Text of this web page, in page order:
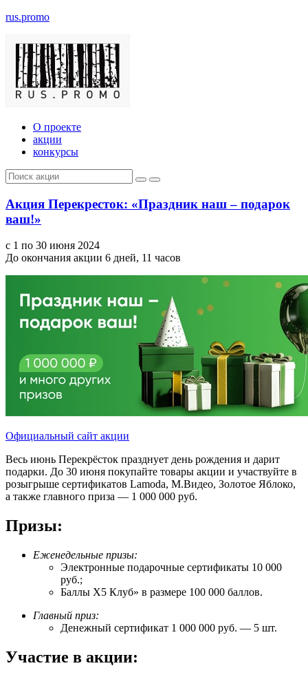
rus.promo
О проекте
акции
конкурсы
Акция Перекресток: «Праздник наш – подарок
ваш!»
с 1 по 30 июня 2024
До окончания акции 6 дней, 11 часов
Официальный сайт акции
Весь июнь Перекрёсток празднует день рождения и дарит
подарки. До 30 июня покупайте товары акции и участвуйте в
розыгрыше сертификатов Lamoda, М.Видео, Золотое Яблоко,
а также главного приза — 1 000 000 руб.
Призы:
Еженедельные призы:
Электронные подарочные сертификаты 10 000
руб.;
Баллы X5 Клуб» в размере 100 000 баллов.
Главный приз:
Денежный сертификат 1 000 000 руб. — 5 шт.
Участие в акции: